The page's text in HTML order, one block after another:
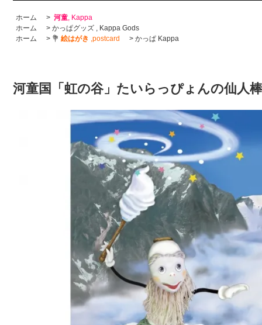
ホーム > 河童, Kappa
ホーム
> かっぱグッズ , Kappa Gods
ホーム
> 💐 絵はがき ,postcard > かっぱ Kappa
河童国「虹の谷」たいらっぴょんの仙人棒